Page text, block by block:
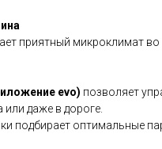
приятный микроклимат
evo) позволяет
даже в дороге.
подбирает оптимальные